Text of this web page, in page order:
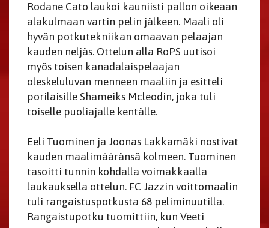
Rodane Cato laukoi kauniisti pallon oikeaan
alakulmaan vartin pelin jälkeen. Maali oli
hyvän potkutekniikan omaavan pelaajan
kauden neljäs. Ottelun alla RoPS uutisoi
myös toisen kanadalaispelaajan
oleskeluluvan menneen maaliin ja esitteli
porilaisille Shameiks Mcleodin, joka tuli
toiselle puoliajalle kentälle.
Eeli Tuominen ja Joonas Lakkamäki nostivat
kauden maalimääränsä kolmeen. Tuominen
tasoitti tunnin kohdalla voimakkaalla
laukauksella ottelun. FC Jazzin voittomaalin
tuli rangaistuspotkusta 68 peliminuutilla.
Rangaistupotku tuomittiin, kun Veeti